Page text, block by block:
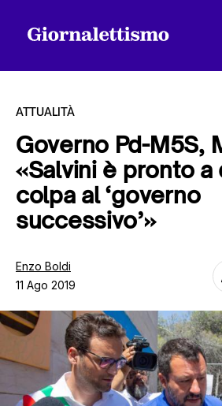
Tutti gli articoli
Contatti
ATTUALITÀ
Governo Pd-M5S,
«Salvini è pronto a
colpa al ‘governo
successivo’»
Enzo Boldi
11 Ago 2019